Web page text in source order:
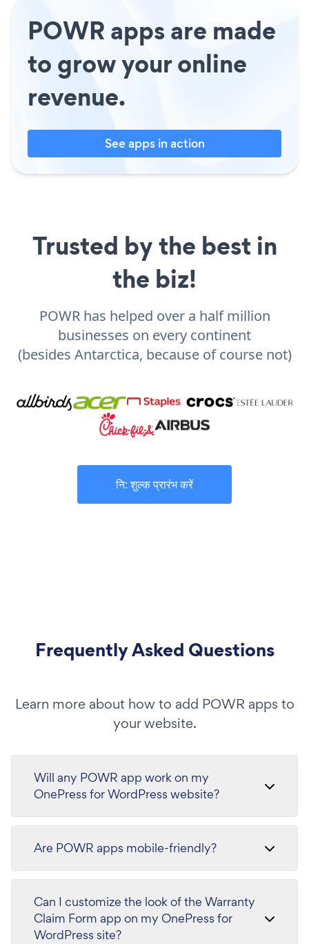
POWR apps are made
to grow your online
revenue.
See apps in action
Trusted by the best in
the biz!
POWR has helped over a half million
businesses on every continent
(besides Antarctica, because of course not)
नि: शुल्क प्रारंभ करें
Frequently Asked Questions
Learn more about how to add POWR apps to
your website.
Will any POWR app work on my
OnePress for WordPress website?
Are POWR apps mobile-friendly?
Can I customize the look of the Warranty
Claim Form app on my OnePress for
WordPress site?